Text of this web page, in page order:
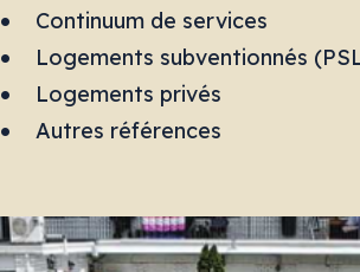
Continuum de services
Logements subventionnés
Logements privés
Autres références